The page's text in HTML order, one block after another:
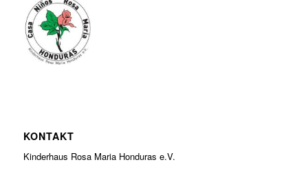
KONTAKT
Kinderhaus Rosa Maria Honduras e.V.